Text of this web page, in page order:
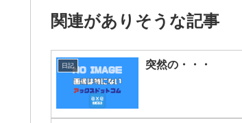
関連がありそうな記事
日記 突然の・・・